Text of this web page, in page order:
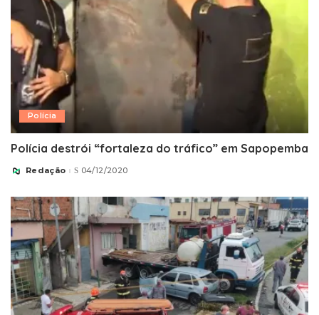
Polícia
Polícia destrói “fortaleza do tráfico” em Sapopemba
Posted
Redação 04/12/2020